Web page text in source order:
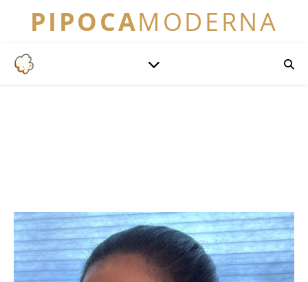
PIPOCAMODERNA